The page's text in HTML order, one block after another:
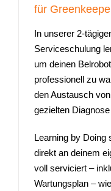
für
In unserer 2-
Serviceschulung
um deinen
professionell zu
den Austausch
gezielten
Learning by Doing
direkt an deinem
voll serviciert –
Wartungsplan –